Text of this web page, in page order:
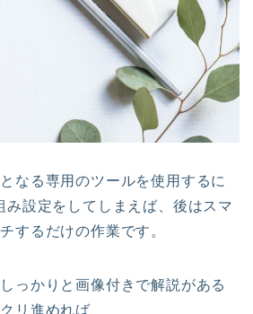
なる専用のツールを使用するに
み設定をしてしまえば、後はスマ
するだけの作業です。
っかりと画像付きで解説がある
リ進めれば